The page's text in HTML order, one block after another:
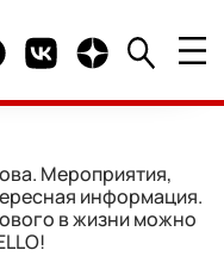
канал HELLO
Группа HELLO
Канал HELLO в
Мероприятия,
информация.
в жизни можно